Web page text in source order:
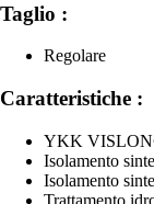
Taglio :
Regolare
Caratteristiche :
YKK
Isolamento
Isolamento
Trattamento